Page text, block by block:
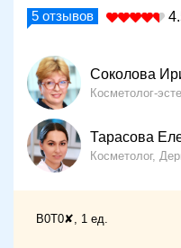
5 отзывов
Соколова
Косметолог-
Тарасова
Косметолог,
B0T0✘, 1 ед.